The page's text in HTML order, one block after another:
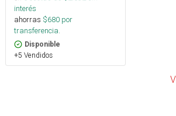
interés
ahorras $680 por
transferencia.
Disponible
+5 Vendidos